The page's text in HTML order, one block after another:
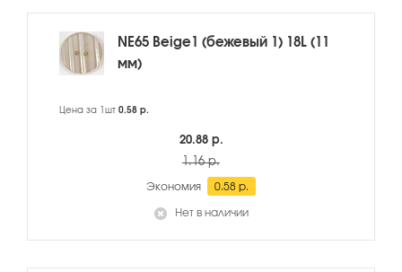
NE65 Beige1 (бежевый 1) 18L (11
мм)
Цена за 1шт 0.58 р.
20.88 р.
1.16 р.
Экономия 0.58 р.
Нет в наличии